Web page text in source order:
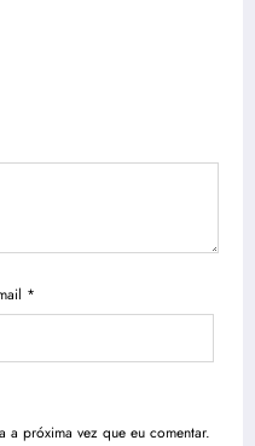
*
a próxima vez que eu comentar.